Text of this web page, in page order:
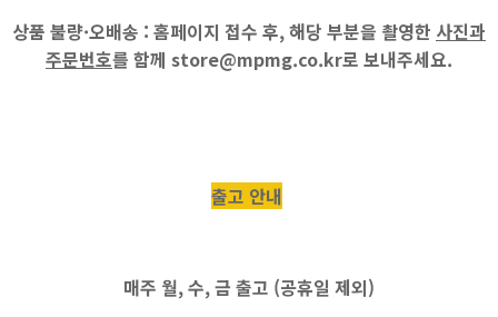
상품 불량·오배송 : 홈페이지 접수 후, 해당 부분을 촬영한 사진과
주문번호를 함께 store@mpmg.co.kr로 보내주세요.
출고 안내
매주 월, 수, 금 출고 (공휴일 제외)